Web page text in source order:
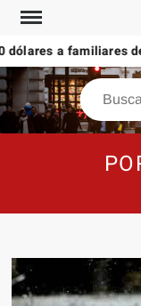
Saltar
contenidoa familiares de
Buscar